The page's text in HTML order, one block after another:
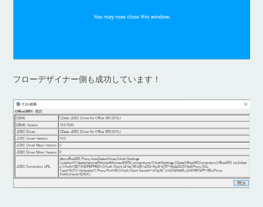
フローデザイナー側も成功しています！